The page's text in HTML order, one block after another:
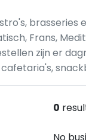
Frans,
zijn er
0